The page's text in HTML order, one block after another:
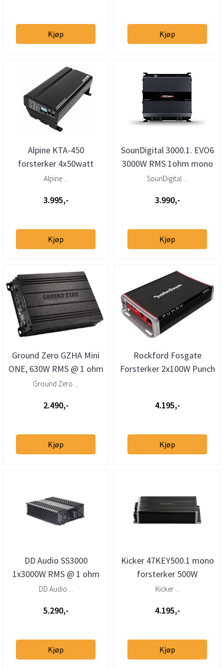
Kjøp Kjøp
Alpine KTA-450
forsterker 4x50watt
kompakt "Stack"
Alpine ...
3.995,-
Kjøp
SounDigital 3000.1. EVO6
3000W RMS 1ohm mono
forsterker
SounDigital ...
3.990,-
Kjøp
Ground Zero GZHA Mini
ONE, 630W RMS @ 1 ohm
Hydrogen monoblokk
Ground Zero ...
2.490,-
Kjøp
Rockford Fosgate
Forsterker 2x100W Punch
4.195,-
Kjøp
DD Audio SS3000
1x3000W RMS @ 1 ohm
DD Audio ...
5.290,-
Kjøp
Kicker 47KEY500.1 mono
forsterker 500W
Kicker ...
4.195,-
Kjøp